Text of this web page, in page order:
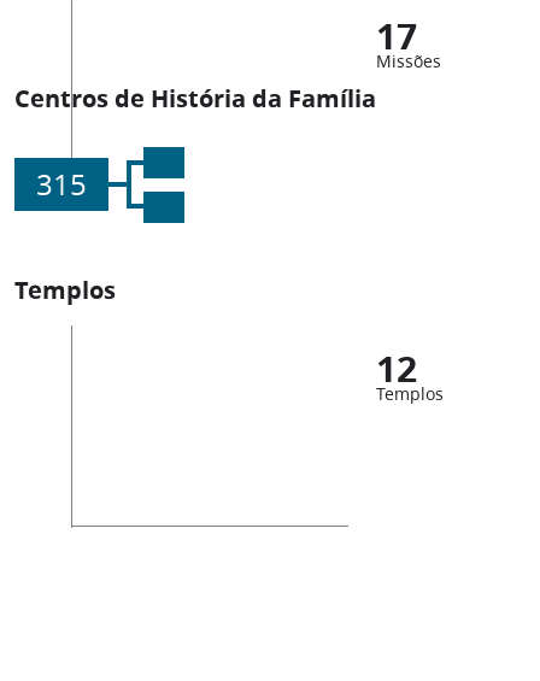
17
Missões
Centros de História da Família
315
Templos
12
Templos